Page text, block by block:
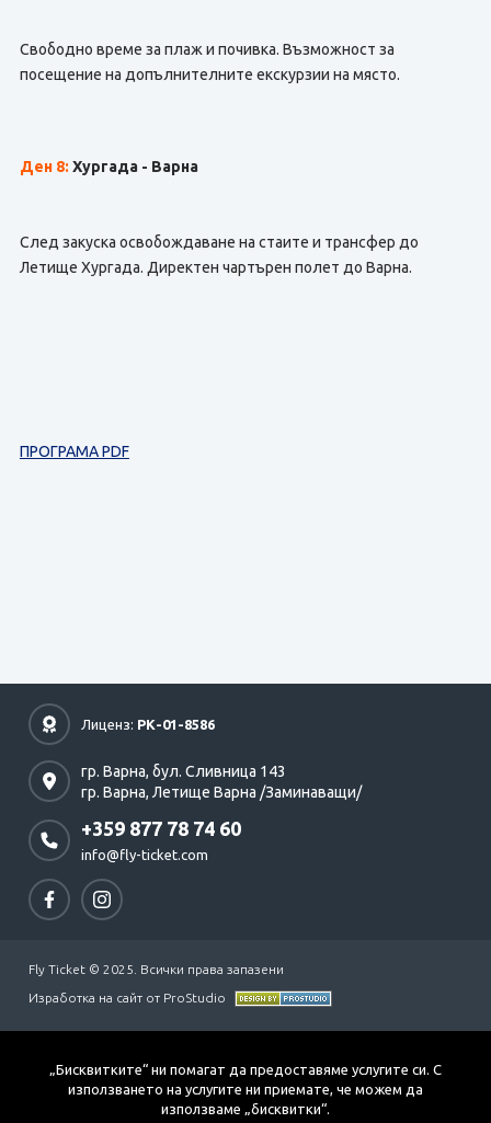
Свободно време за плаж и почивка. Възможност за
посещение на допълнителните екскурзии на място.
Ден 8: Хургада - Варна
След закуска освобождаване на стаите и трансфер до
Летище Хургада. Директен чартърен полет до Варна.
ПРОГРАМА PDF
Лиценз: РК-01-8586
гр. Варна, бул. Сливница 143
гр. Варна, Летище Варна /Заминаващи/
+359 877 78 74 60
info@fly-ticket.com
Fly Ticket © 2025. Всички права запазени
Изработка на сайт от ProStudio
„Бисквитките“ ни помагат да предоставяме услугите си. С
използването на услугите ни приемате, че можем да
използваме „бисквитки“.